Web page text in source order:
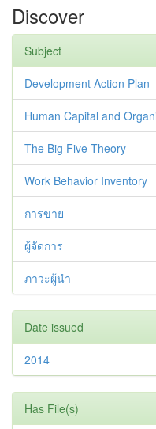
Discover
Subject
Development Action Plan
Human Capital and
The Big Five Theory
Work Behavior Inventory
การขาย
ผู้จัดการ
ภาวะผู้นำ
Date issued
2014
Has File(s)